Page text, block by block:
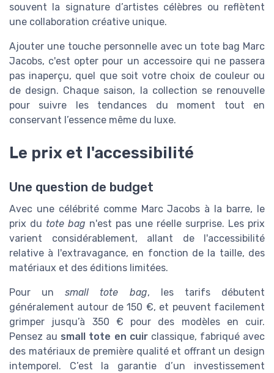
souvent la signature d’artistes célèbres ou reflètent
une collaboration créative unique.
Ajouter une touche personnelle avec un tote bag Marc
Jacobs, c'est opter pour un accessoire qui ne passera
pas inaperçu, quel que soit votre choix de couleur ou
de design. Chaque saison, la collection se renouvelle
pour suivre les tendances du moment tout en
conservant l’essence même du luxe.
Le prix et l'accessibilité
Une question de budget
Avec une célébrité comme Marc Jacobs à la barre, le
prix du tote bag n'est pas une réelle surprise. Les prix
varient considérablement, allant de l'accessibilité
relative à l'extravagance, en fonction de la taille, des
matériaux et des éditions limitées.
Pour unsmall tote bag, les tarifs débutent
généralement autour de 150 €, et peuvent facilement
grimper jusqu’à 350 € pour des modèles en cuir.
Pensez au small tote en cuirclassique, fabriqué avec
des matériaux de première qualité et offrant un design
intemporel. C’est la garantie d’un investissement